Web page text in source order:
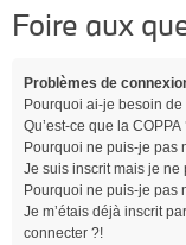
Foire aux
Problèmes de
Pourquoi ai-je besoin de
Qu’est-ce que la COPPA
Pourquoi ne puis-je pas
Je suis inscrit mais je ne
Pourquoi ne puis-je pas
Je m’étais déjà inscrit
connecter ?!